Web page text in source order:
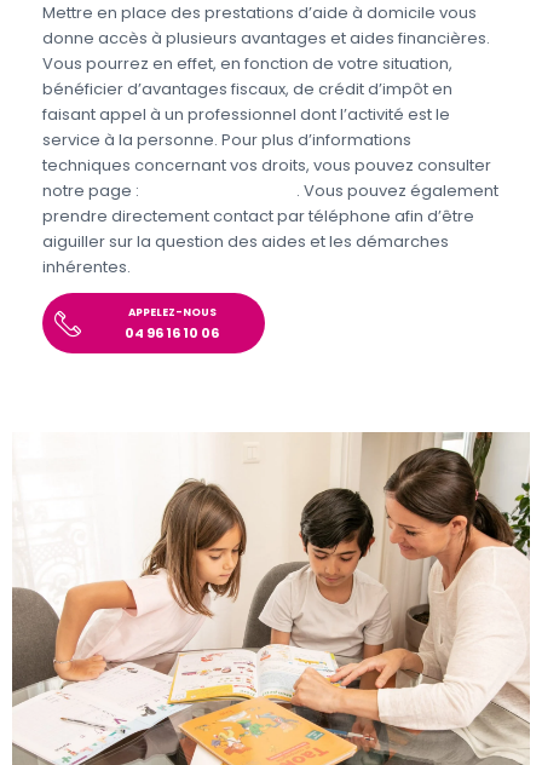
Mettre en place des prestations d’aide à domicile vous
donne accès à plusieurs avantages et aides financières.
Vous pourrez en effet, en fonction de votre situation,
bénéficier d’avantages fiscaux, de crédit d’impôt en
faisant appel à un professionnel dont l’activité est le
service à la personne. Pour plus d’informations
techniques concernant vos droits, vous pouvez consulter
notre page :
. Vous pouvez également
prendre directement contact par téléphone afin d’être
aiguiller sur la question des aides et les démarches
inhérentes.
APPELEZ-NOUS
04 96 16 10 06